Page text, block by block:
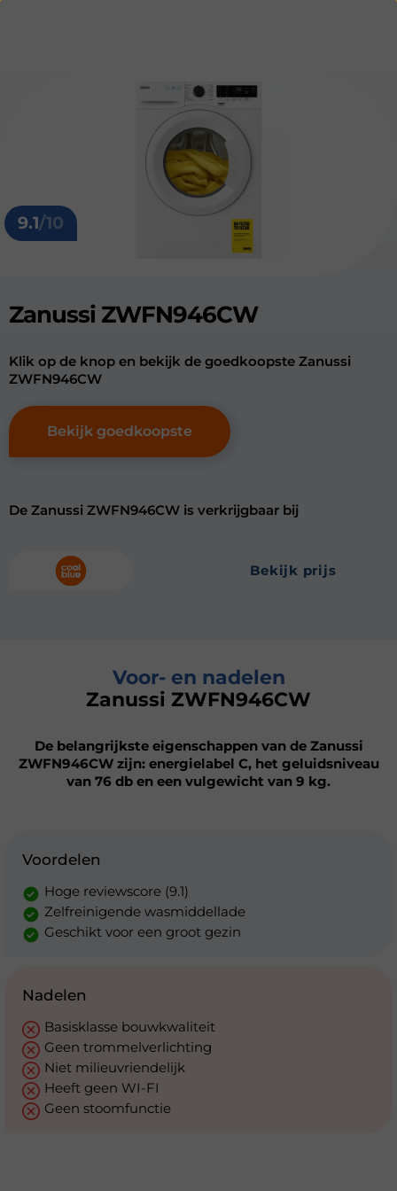
9.1/10
Zanussi ZWFN946CW
Klik op de knop en bekijk de goedkoopste Zanussi
ZWFN946CW
Bekijk goedkoopste
De Zanussi ZWFN946CW is verkrijgbaar bij
bekijk prijs
Voor- en nadelen
Zanussi ZWFN946CW
De belangrijkste eigenschappen van de Zanussi
ZWFN946CW zijn: energielabel C, het geluidsniveau
van 76 db en een vulgewicht van 9 kg.
Voordelen
Hoge reviewscore (9.1)
Zelfreinigende wasmiddellade
Geschikt voor een groot gezin
Nadelen
Basisklasse bouwkwaliteit
Geen trommelverlichting
Niet milieuvriendelijk
Heeft geen WI-FI
Geen stoomfunctie